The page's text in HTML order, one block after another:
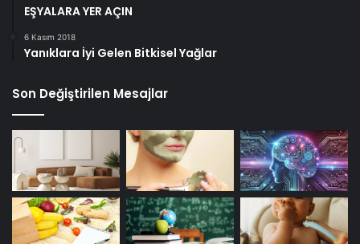
EŞYALARA YER AÇIN
6 Kasım 2018
Yanıklara İyi Gelen Bitkisel Yağlar
Son Değiştirilen Mesajlar